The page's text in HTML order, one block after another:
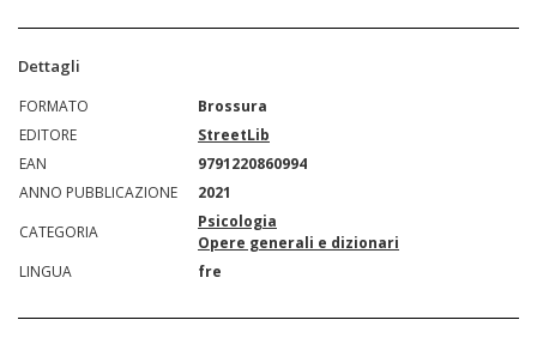
Dettagli
FORMATO
Brossura
EDITORE
StreetLib
EAN
9791220860994
ANNO PUBBLICAZIONE
2021
CATEGORIA
Psicologia
Opere generali e dizionari
LINGUA
fre